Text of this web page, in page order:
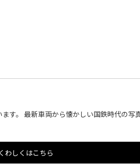
す。 最新車両から懐かしい国鉄時代の写
くわしくはこちら